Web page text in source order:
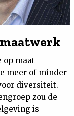
maat
meer of minder
diversiteit.
zou de
is